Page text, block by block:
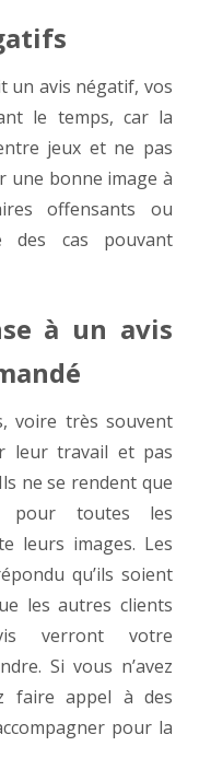
un avis négatif, vos
le temps, car la
jeux et ne pas
une bonne image à
offensants ou
cas pouvant
à un avis
voire très souvent
leur travail et pas
ne se rendent que
pour toutes les
leurs images. Les
qu’ils soient
les autres clients
verront votre
Si vous n’avez
faire appel à des
pour la